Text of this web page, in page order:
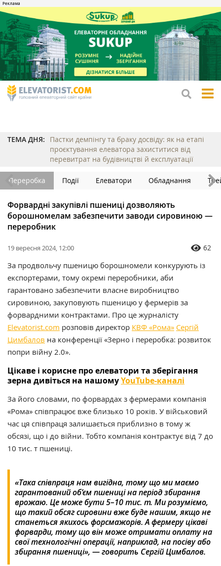
ТЕМА ДНЯ:
Пастки демпінгу та браку досвіду: як на етапі
проєктування елеватора захиститися від
перевитрат на будівництві й експлуатації
Переробка Події Елеватори Обладнання
Форвардні закупівлі пшениці дозволяють
борошномелам забезпечити заводи сировиною —
переробник
19 вересня 2024, 12:00 62
За продвольчу пшеницю борошномели конкурують із
експортерами, тому окремі переробники, аби
гарантовано забезпечити власне виробництво
сировиною, закуповують пшеницю у фермерів за
форвардними контрактами. Про це журналісту
Elevatorist.com розповів директор КВФ «Рома» Сергій
Цимбалов на конференції «Зерно і переробка: розвиток
попри війну 2.0».
Цікаве і корисне про елеватори та зберігання
зерна дивіться на нашомуYouTube-каналі
За його словами, по форвардах з фермерами компанія
«Рома» співпрацює вже близько 10 років. У військовий
час ця співпраця залишається приблизно в тому ж
обсязі, що і до війни. Тобто компанія контрактує від 7 до
10 тис. т пшениці.
«Така співпраця нам вигідна, тому що ми маємо
гарантований об’єм пшениці на період збирання
врожаю. Це може бути 5–10 тис. т. Ми розуміємо,
що такий обсяг сировини вже буде нашим, якщо не
станеться якихось форсмажорів. А фермеру цікаві
форварди, тому що він може отримати оплату на
свої технологічні операції, наприклад, на посіву або
збирання пшениці», — говорить Сергій Цимбалов.